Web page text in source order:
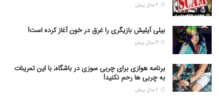
بیلی آیلیش بازیگری را غرق در خون آغاز کرده است!
برنامه هوازی برای چربی سوزی در باشگاه; با این تمرینات
به چربی ها رحم نکنید!